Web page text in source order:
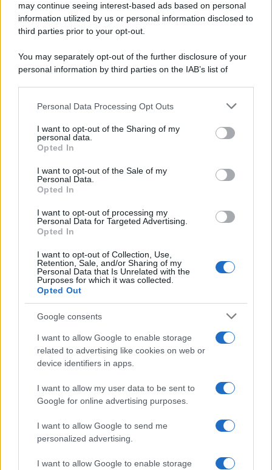
may continue seeing interest-based ads based on personal
information utilized by us or personal information disclosed to
third parties prior to your opt-out.
You may separately opt-out of the further disclosure of your
personal information by third parties on the IAB’s list of
This information may also be disclosed by us to third parties
disclose it to other third parties.
Please note that this website/app uses one or more Google
services and may gather and store information including but
not limited to your visit or usage behaviour. You may click to
grant or deny consent to Google and its third-party tags to
consent section.
Personal Data Processing Opt Outs
I want to opt-out of the Sharing of my
personal data.
Opted In
I want to opt-out of the Sale of my
Personal Data.
Opted In
I want to opt-out of processing my
Personal Data for Targeted Advertising.
Opted In
I want to opt-out of Collection, Use,
Retention, Sale, and/or Sharing of my
Personal Data that Is Unrelated with the
Purposes for which it was collected.
Opted Out
Google consents
I want to allow Google to enable storage
related to advertising like cookies on web or
device identifiers in apps.
I want to allow my user data to be sent to
Google for online advertising purposes.
I want to allow Google to send me
personalized advertising.
I want to allow Google to enable storage